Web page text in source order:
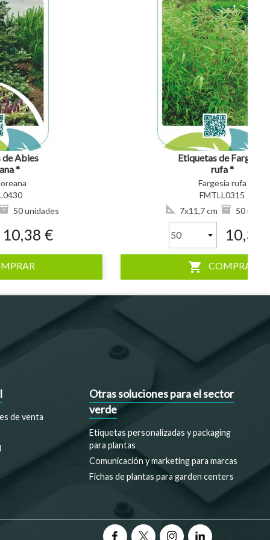
de Abies
*
50 unidades
10,38 €
Etiquetas de Fargesia
rufa *
Fargesia rufa
FMTLL0315
7x11,7 cm
50
10,38
shopping_cart COMPRAR
de venta
Otras soluciones para el sector
verde
Etiquetas personalizadas y packaging
para plantas
Comunicación y marketing para marcas
Fichas de plantas para garden centers
FacebookTwitter Instagram